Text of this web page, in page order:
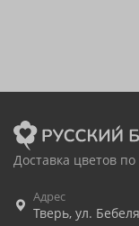
Доставка цветов
Адрес
Тверь, ул.